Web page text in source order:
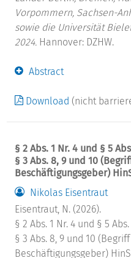
Vorpommern, Sachsen-
sowie die Universität
2024. Hannover: DZHW.
Abstract
Download (nicht
§ 2 Abs. 1 Nr. 4 und § 5
§ 3 Abs. 8, 9 und 10
Beschäftigungsgeber)
Nikolas Eisentraut
Eisentraut, N. (2026).
§ 2 Abs. 1 Nr. 4 und § 5
§ 3 Abs. 8, 9 und 10
Beschäftigungsgeber)